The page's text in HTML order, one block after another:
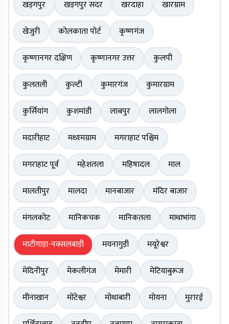
खड़गपुर
खड़गपुर सदर खरदाहा
खारग्राम
खेजुरी
कोलकाता पोर्ट
कृष्णगंज
कृष्णानगर दक्षिण
कृष्णानगर उत्तर
कुलपी
कुलतली
कुल्टी कुमारगंज
कुमारग्राम
कुर्सियांग
कुशमांडी लाबपुर
लालगोला
मदारीहाट
मध्यमग्राम
मगराहाट पश्चिम
मगराहाट पूर्व
महेशतला महिषादल
माल
मालतीपुर
मालदा मानबाजार
मंदिर बाजार
मंगलकोट
मानिकचक मानिकतला
माथाभांगा
माटीगाड़ा-नक्सलबाड़ी
मयनागुड़ी
मयूरेश्वर
मेदिनीपुर
मेकलीगंज मेमारी
मेटियाबुरूज
मीनाखान
मोंटेश्वर मोथाबारी मोयना
मुरारई